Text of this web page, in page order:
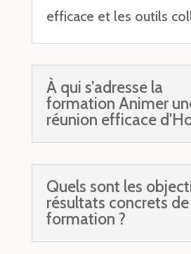
efficace et les outils
À qui s’adresse la
formation Animer
réunion efficace
Quels sont les
résultats concrets
formation ?